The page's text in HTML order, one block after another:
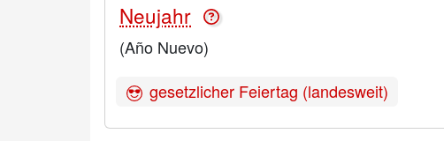
Neujahr
(Año Nuevo)
gesetzlicher Feiertag (landesweit)